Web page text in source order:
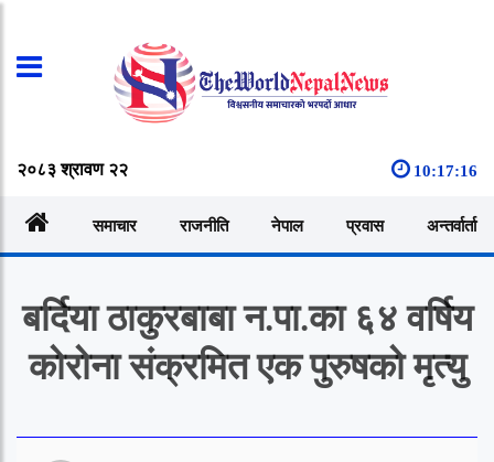
२०८३ श्रावण २२ 10:17:17
समाचार राजनीति नेपाल प्रवास अन्तर्वार्ता
बर्दिया ठाकुरबाबा न.पा.का ६४ वर्षिय
कोरोना संक्रमित एक पुरुषको मृत्यु